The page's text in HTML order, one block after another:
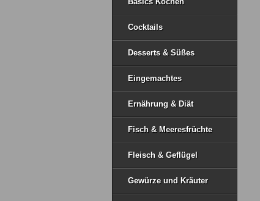
Cocktails
Desserts & Süßes
Eingemachtes
Ernährung & Diät
Fisch & Meeresfrüchte
Fleisch & Geflügel
Gewürze und Kräuter